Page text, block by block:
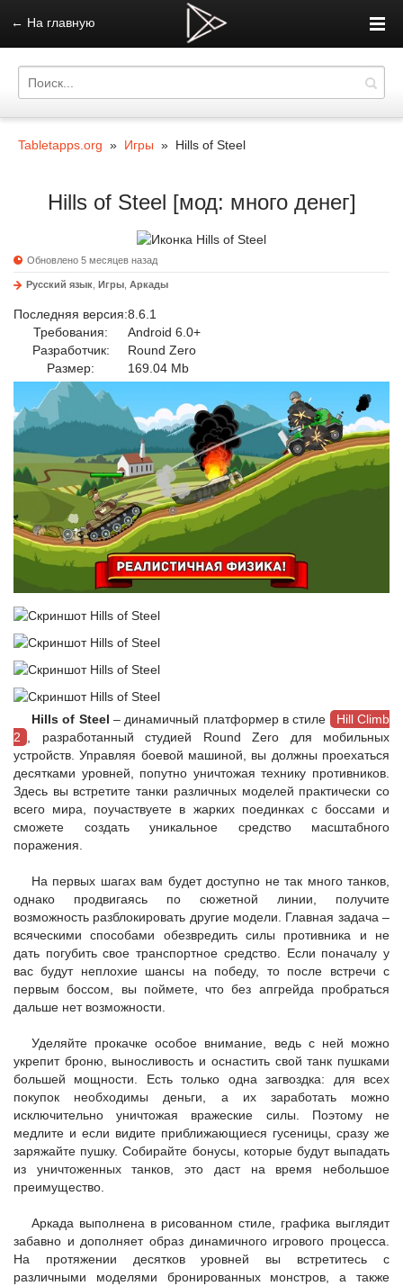
← На главную
Tabletapps.org » Игры » Hills of Steel
Hills of Steel [мод: много денег]
Обновлено 5 месяцев назад
Русский язык Игры Аркады
Последняя версия:8.6.1
Требования:
Android 6.0+
Разработчик:
Round Zero
Размер:
169.04 Mb
Hills of Steel – динамичный платформер в стиле
Hill Climb
2
, разработанный студией Round Zero для мобильных
устройств. Управляя боевой машиной, вы должны проехаться
десятками уровней, попутно уничтожая технику противников.
Здесь вы встретите танки различных моделей практически со
всего мира, поучаствуете в жарких поединках с боссами и
сможете создать уникальное средство масштабного
поражения.
На первых шагах вам будет доступно не так много танков,
однако продвигаясь по сюжетной линии, получите
возможность разблокировать другие модели. Главная задача –
всяческими способами обезвредить силы противника и не
дать погубить свое транспортное средство. Если поначалу у
вас будут неплохие шансы на победу, то после встречи с
первым боссом, вы поймете, что без апгрейда пробраться
дальше нет возможности.
Уделяйте прокачке особое внимание, ведь с ней можно
укрепит броню, выносливость и оснастить свой танк пушками
большей мощности. Есть только одна загвоздка: для всех
покупок необходимы деньги, а их заработать можно
исключительно уничтожая вражеские силы. Поэтому не
медлите и если видите приближающиеся гусеницы, сразу же
заряжайте пушку. Собирайте бонусы, которые будут выпадать
из уничтоженных танков, это даст на время небольшое
преимущество.
Аркада выполнена в рисованном стиле, графика выглядит
забавно и дополняет образ динамичного игрового процесса.
На протяжении десятков уровней вы встретитесь с
различными моделями бронированных монстров, а также